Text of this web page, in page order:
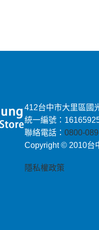
412台中市大里區國
統一編號：
聯絡電話：0800-
Copyright © 2010台
隱私權政策